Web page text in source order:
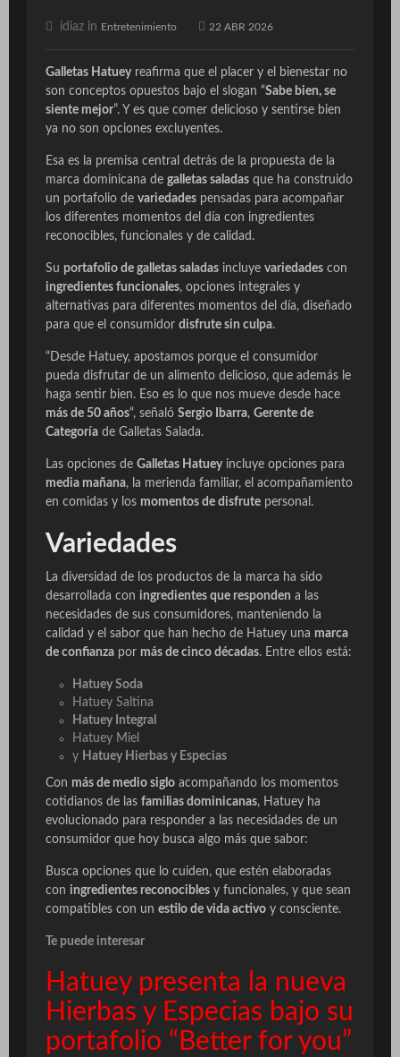
idiaz in Entretenimiento 22 ABR 2026
Galletas Hatueyreafirma que el placer y el bienestar no
son conceptos opuestos bajo el slogan “Sabe bien, se
siente mejor”. Y es que comer delicioso y sentirse bien
ya no son opciones excluyentes.
Esa es la premisa central detrás de la propuesta de la
marca dominicana de galletas saladas que ha construido
un portafolio de variedades pensadas para acompañar
los diferentes momentos del día con ingredientes
reconocibles, funcionales y de calidad.
Su portafolio de galletas saladas incluye variedades con
ingredientes funcionales, opciones integrales y
alternativas para diferentes momentos del día, diseñado
para que el consumidor disfrute sin culpa.
“Desde Hatuey, apostamos porque el consumidor
pueda disfrutar de un alimento delicioso, que además le
haga sentir bien. Eso es lo que nos mueve desde hace
más de 50 años“, señaló Sergio Ibarra, Gerente de
Categoría de Galletas Salada.
Las opciones de Galletas Hatueyincluye opciones para
media mañana, la merienda familiar, el acompañamiento
en comidas y los momentos de disfrute personal.
Variedades
La diversidad de los productos de la marca ha sido
desarrollada con ingredientes que responden a las
necesidades de sus consumidores, manteniendo la
calidad y el sabor que han hecho de Hatuey una marca
de confianza por más de cinco décadas. Entre ellos está:
Hatuey Soda
Hatuey Saltina
Hatuey Integral
Hatuey Miel
y Hatuey Hierbas y Especias
Con más de medio siglo acompañando los momentos
cotidianos de las familias dominicanas, Hatuey ha
evolucionado para responder a las necesidades de un
consumidor que hoy busca algo más que sabor:
Busca opciones que lo cuiden, que estén elaboradas
con ingredientes reconocibles y funcionales, y que sean
compatibles con un estilo de vida activo y consciente.
Te puede interesar
Hatuey presenta la nueva
Hierbas y Especias bajo su
portafolio “Better for you”